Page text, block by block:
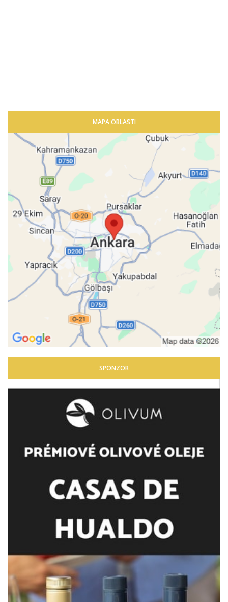
MAPA OBLASTI
SPONZOR